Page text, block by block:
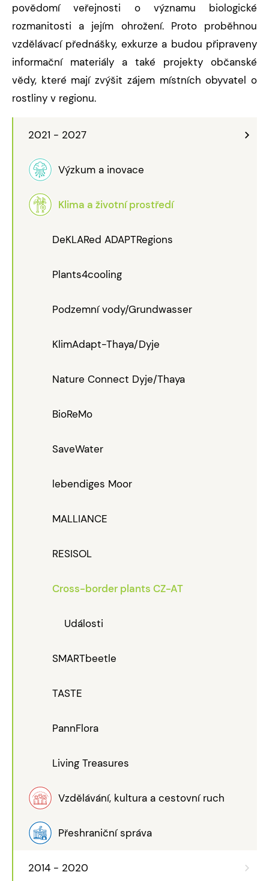
2021 - 2027
Výzkum a inovace
Klima a životní prostředí
DeKLARed ADAPTRegions
Plants4cooling
Podzemní vody/Grundwasser
KlimAdapt-Thaya/Dyje
Nature Connect Dyje/Thaya
BioReMo
SaveWater
lebendiges Moor
MALLIANCE
RESISOL
Cross-border plants CZ-AT
Události
SMARTbeetle
TASTE
PannFlora
Living Treasures
Vzdělávání, kultura a cestovní ruch
Přeshraniční správa
2014 - 2020
povědomí veřejnosti o významu biologické
rozmanitosti a jejím ohrožení. Proto proběhnou
vzdělávací přednášky, exkurze a budou připraveny
informační materiály a také projekty občanské
vědy, které mají zvýšit zájem místních obyvatel o
rostliny v regionu.